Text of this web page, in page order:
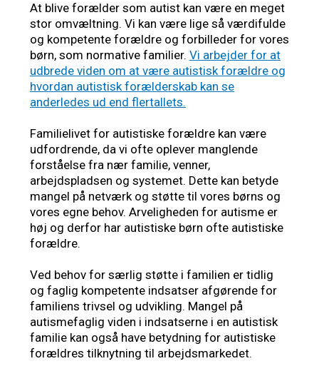
At blive forælder som autist kan være en meget
stor omvæltning. Vi kan være lige så værdifulde
og kompetente forældre og forbilleder for vores
børn, som normative familier. Vi arbejder for at
udbrede viden om at være autistisk forældre og
hvordan autistisk forælderskab kan se
anderledes ud end flertallets.
Familielivet for autistiske forældre kan være
udfordrende, da vi ofte oplever manglende
forståelse fra nær familie, venner,
arbejdspladsen og systemet. Dette kan betyde
mangel på netværk og støtte til vores børns og
vores egne behov. Arveligheden for autisme er
høj og derfor har autistiske børn ofte autistiske
forældre.
Ved behov for særlig støtte i familien er tidlig
og faglig kompetente indsatser afgørende for
familiens trivsel og udvikling. Mangel på
autismefaglig viden i indsatserne i en autistisk
familie kan også have betydning for autistiske
forældres tilknytning til arbejdsmarkedet.